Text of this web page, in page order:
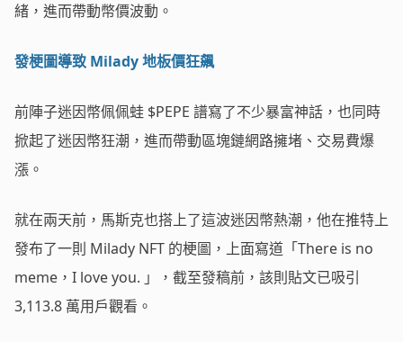
緒，進而帶動幣價波動。
發梗圖導致 Milady 地板價狂飆
前陣子迷因幣佩佩蛙 $PEPE 譜寫了不少暴富神話，也同時
掀起了迷因幣狂潮，進而帶動區塊鏈網路擁堵、交易費爆
漲。
就在兩天前，馬斯克也搭上了這波迷因幣熱潮，他在推特上
發布了一則 Milady NFT 的梗圖，上面寫道「There is no
meme，I love you. 」，截至發稿前，該則貼文已吸引
3,113.8 萬用戶觀看。